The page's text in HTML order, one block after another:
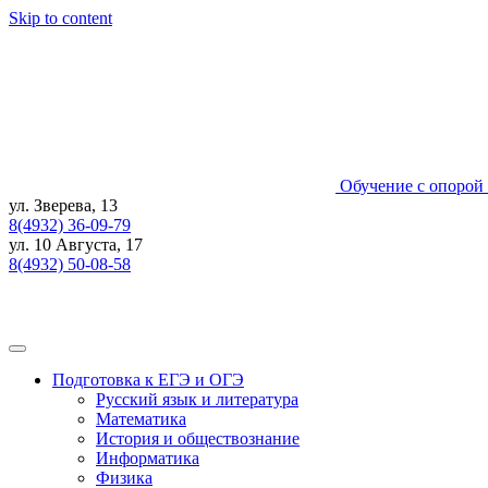
Skip to content
Обучение с опорой
ул. Зверева, 13
8(4932) 36-09-79
ул. 10 Августа, 17
8(4932) 50-08-58
Подготовка к ЕГЭ и ОГЭ
Русский язык и литература
Математика
История и обществознание
Информатика
Физика